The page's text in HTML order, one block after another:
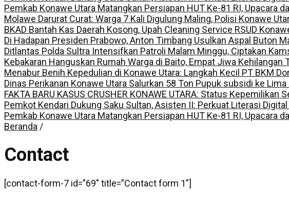
Pemkab Konawe Utara Matangkan Persiapan HUT Ke-81 RI, Upacara
Molawe Darurat Curat: Warga 7 Kali Digulung Maling, Polisi Konawe
BKAD Bantah Kas Daerah Kosong, Upah Cleaning Service RSUD
Di Hadapan Presiden Prabowo, Anton Timbang Usulkan Aspal Buton
Ditlantas Polda Sultra Intensifkan Patroli Malam Minggu, Ciptakan
Kebakaran Hanguskan Rumah Warga di Baito, Empat Jiwa
Menabur Benih Kepedulian di Konawe Utara: Langkah Kecil PT BKM
Dinas Perikanan Konawe Utara Salurkan 58 Ton Pupuk subsidi ke
FAKTA BARU KASUS CRUSHER KONAWE UTARA: Status
Pemkot Kendari Dukung Saku Sultan, Asisten II: Perkuat Literasi
Pemkab Konawe Utara Matangkan Persiapan HUT Ke-81 RI, Upacara
Beranda /
Contact
[contact-form-7 id=”69″ title=”Contact form 1″]